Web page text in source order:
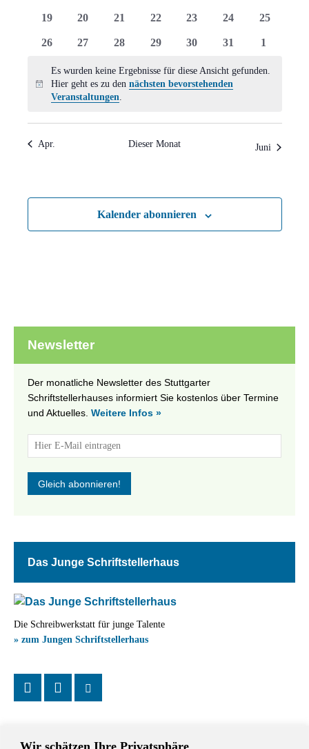
Wir schätzen Ihre Privatsphäre
0
19
0
20
0
21
0
22
0
23
0
24
0
25
0
26
0
27
0
28
0
29
0
30
0
31
0
1
Hinweis
Es wurden keine Ergebnisse für diese Ansicht gefunden.
Hier geht es zu den nächsten bevorstehenden
Veranstaltungen.
Apr. Dieser Monat Juni
Kalender abonnieren
Newsletter
Der monatliche Newsletter des Stuttgarter
Schriftstellerhauses informiert Sie kostenlos über Termine
und Aktuelles. Weitere Infos »
Das Junge Schriftstellerhaus
Die Schreibwerkstatt für junge Talente
» zum Jungen Schriftstellerhaus